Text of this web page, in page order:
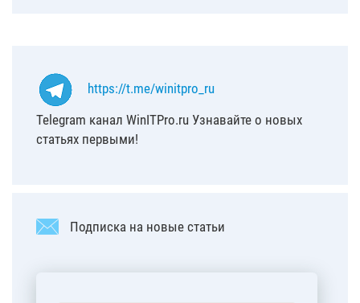
https://t.me/winitpro_ru
Telegram канал WinITPro.ru Узнавайте о новых
статьях первыми!
Подписка на новые статьи